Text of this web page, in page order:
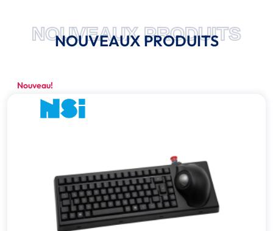
NOUVEAUX PRODUITS
NOUVEAUX PRODUITS
Nouveau!